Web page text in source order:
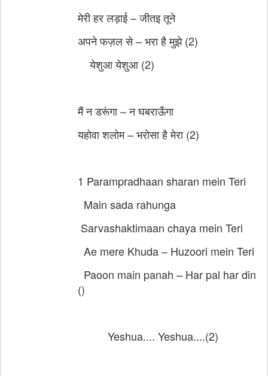
मेरी हर लड़ाई – जीतइ तूने
अपने फज़ल से – भरा है मुझे (2)
येशुआ येशुआ (2)
मैं न डरूंगा – न घबराऊँगा
यहोवा शलोम – भरोसा है मेरा (2)
1 Parampradhaan sharan mein Teri
Main sada rahunga
Sarvashaktimaan chaya mein Teri
Ae mere Khuda – Huzoori mein Teri
Paoon main panah – Har pal har din
()
Yeshua.... Yeshua....(2)